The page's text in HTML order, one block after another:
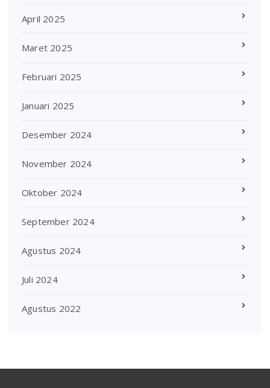
April 2025
Maret 2025
Februari 2025
Januari 2025
Desember 2024
November 2024
Oktober 2024
September 2024
Agustus 2024
Juli 2024
Agustus 2022